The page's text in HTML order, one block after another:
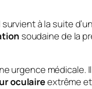
survient à la suite
soudaine de la
urgence médicale.
oculaireextrême